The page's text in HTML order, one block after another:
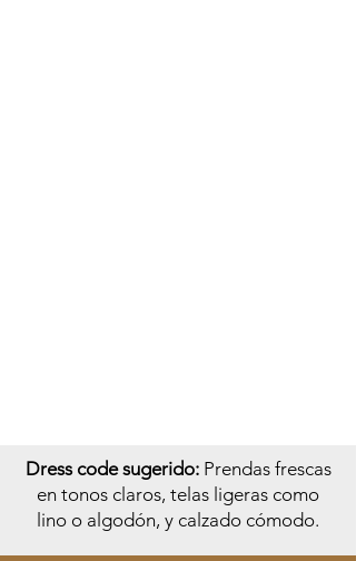
Dress code sugerido:Prendas frescas
en tonos claros, telas ligeras como
lino o algodón, y calzado cómodo.